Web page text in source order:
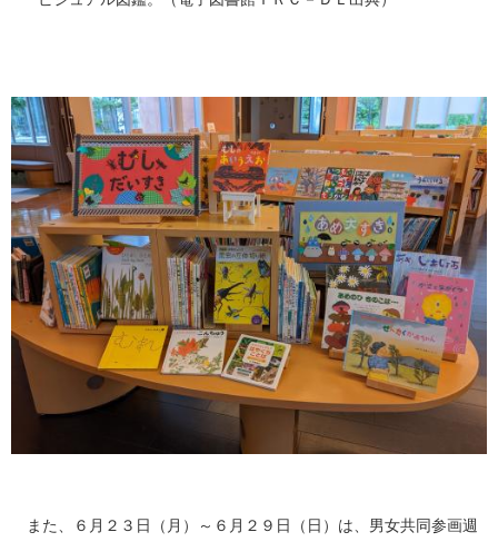
また、６月２３日（月）～６月２９日（日）は、男女共同参画週